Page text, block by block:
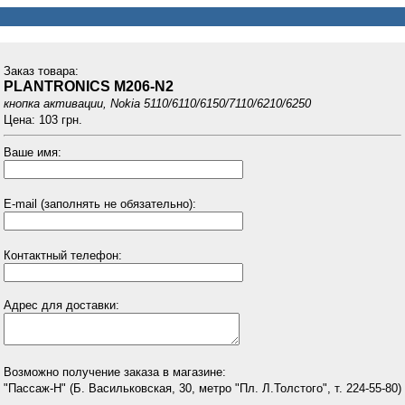
Заказ товарa:
PLANTRONICS M206-N2
кнопка активации, Nokia 5110/6110/6150/7110/6210/6250
Цена: 103 грн.
Ваше имя:
E-mail (заполнять не обязательно):
Контактный телефон:
Адрес для доставки:
Возможно получение заказа в магазине:
"Пассаж-Н" (Б. Васильковская, 30, метро "Пл. Л.Толстого", т. 224-55-80)